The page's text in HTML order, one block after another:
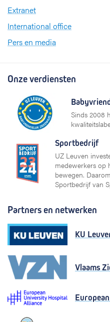
Extranet
International office
Pers en media
Onze verdiensten
Sinds 2008
Sportbedrijf
UZ Leuven
medewerkers op
bewegen.
Sportbedrijf van
Partners en netwerken
KU
Vlaams